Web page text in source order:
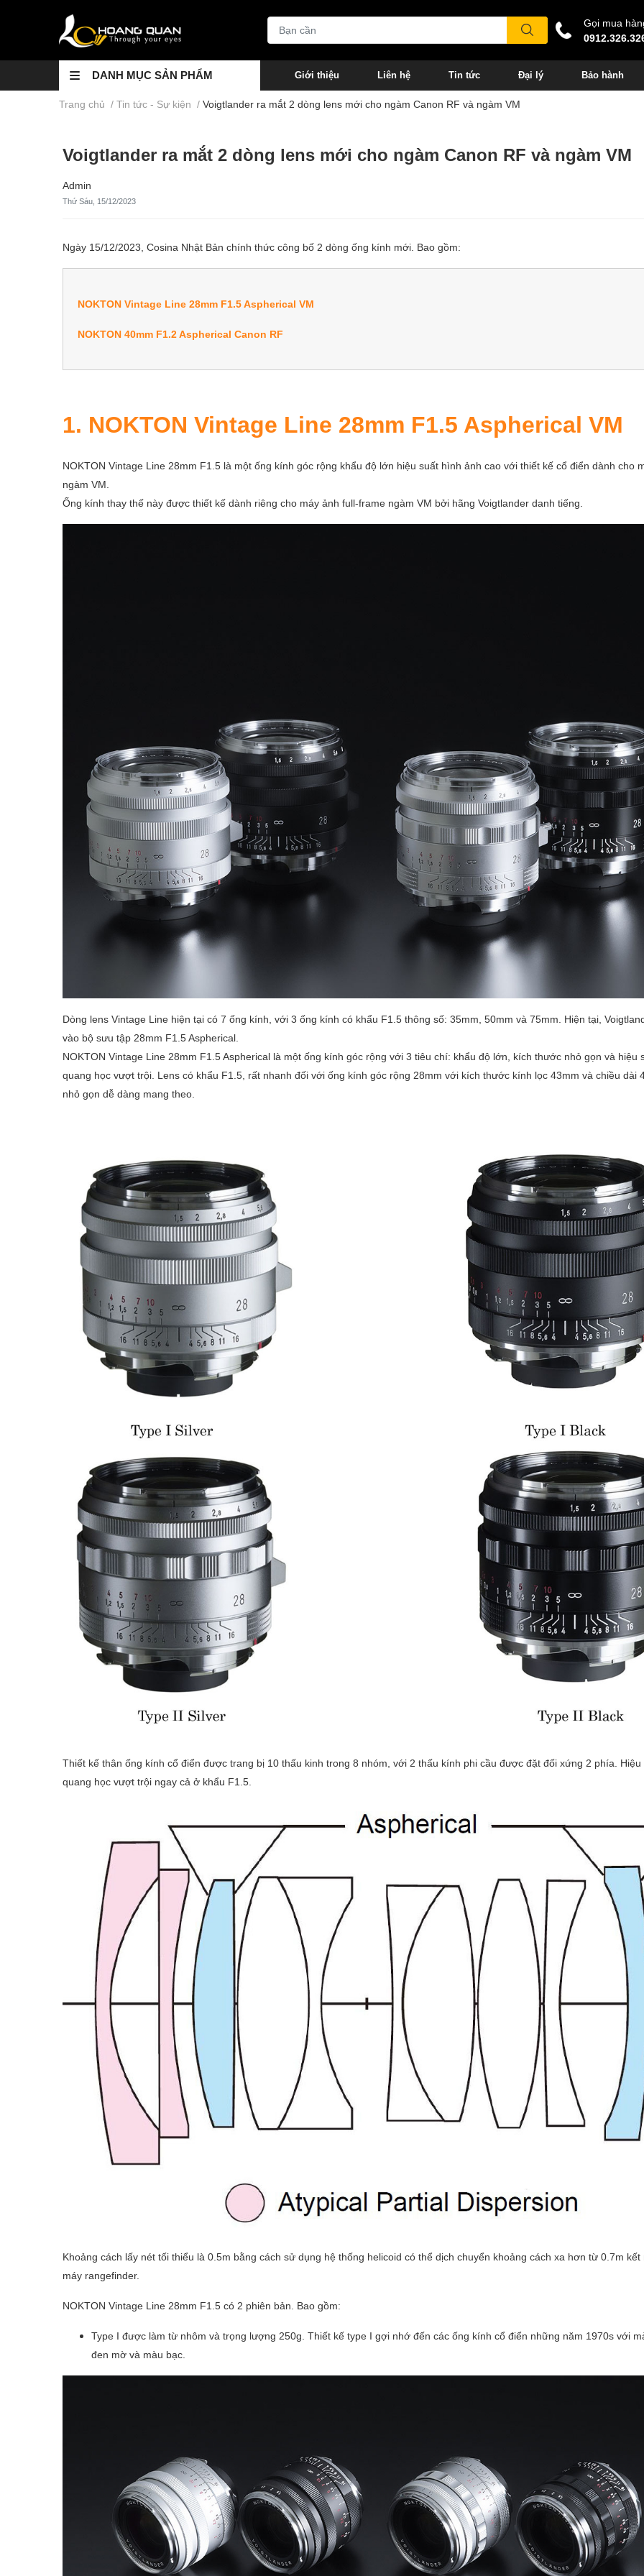
Gọi mua
DANH MỤC SẢN PHẨM Giới thiệu Liên hệ Tin tức Đại lý Bảo hành
Trang chủ / Tin tức - Sự kiện / Voigtlander ra mắt 2 dòng lens mới cho ngàm Canon RF và ngàm VM
Voigtlander ra mắt 2 dòng lens mới cho ngàm Canon RF và ngàm VM
Admin
Thứ Sáu, 15/12/2023
Ngày 15/12/2023, Cosina Nhật Bản chính thức công bố 2 dòng ống kính mới. Bao gồm:
NOKTON Vintage Line 28mm F1.5 Aspherical VM
NOKTON 40mm F1.2 Aspherical Canon RF
1. NOKTON Vintage Line 28mm F1.5 Aspherical VM
NOKTON Vintage Line 28mm F1.5 là một ống kính góc rộng khẩu độ lớn hiệu suất hình ảnh cao với thiết kế cổ điển dành cho
ngàm VM.
Ống kính thay thế này được thiết kế dành riêng cho máy ảnh full-frame ngàm VM bởi hãng Voigtlander danh tiếng.
Dòng lens Vintage Line hiện tại có 7 ống kính, với 3 ống kính có khẩu F1.5 thông số: 35mm, 50mm và 75mm. Hiện tại,
vào bộ sưu tập 28mm F1.5 Aspherical.
NOKTON Vintage Line 28mm F1.5 Aspherical là một ống kính góc rộng với 3 tiêu chí: khẩu độ lớn, kích thước nhỏ gọn và hiệu
quang học vượt trội. Lens có khẩu F1.5, rất nhanh đối với ống kính góc rộng 28mm với kích thước kính lọc 43mm và chiều dài
nhỏ gọn dễ dàng mang theo.
Thiết kế thân ống kính cổ điển được trang bị 10 thấu kinh trong 8 nhóm, với 2 thấu kính phi cầu được đặt đối xứng 2 phía. Hiệu
quang học vượt trội ngay cả ở khẩu F1.5.
Khoảng cách lấy nét tối thiểu là 0.5m bằng cách sử dụng hệ thống helicoid có thể dịch chuyển khoảng cách xa hơn từ 0.7m kết
máy rangefinder.
NOKTON Vintage Line 28mm F1.5 có 2 phiên bản. Bao gồm:
Type I được làm từ nhôm và trọng lượng 250g. Thiết kế type I gợi nhớ đến các ống kính cổ điển những năm 1970s với
đen mờ và màu bạc.